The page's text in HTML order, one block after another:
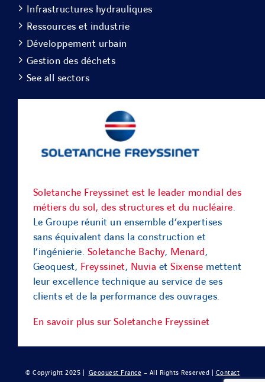
Infrastructures hydrauliques
Ressources et industrie
Développement urbain
Gestion des déchets
See all sectors
Soletanche Freyssinet est le leader mondial des
métiers du sol, des structures et du nucléaire.
Le Groupe réunit un ensemble d’expertises
sans équivalent dans la construction et
l’ingénierie. Soletanche Bachy, Menard,
Geoquest, Freyssinet, Nuvia etSixense mettent
leur excellence technique au service de ses
clients et de la performance des ouvrages.
En savoir plus sur Soletanche Freyssinet
© Copyright 2025 | Geoquest France – All Rights Reserved | Contact